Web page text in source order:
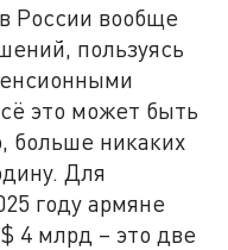
России вообще
пользуясь
это может быть
больше никаких
Для
году армяне
4 млрд – это две